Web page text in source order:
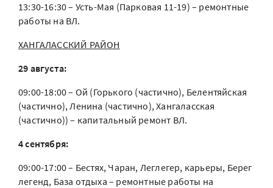
13:30-16:30 – Усть-Мая (Парковая 11-19) – ремонтные
работы на ВЛ.
ХАНГАЛАССКИЙ РАЙОН
29 августа:
09:00-18:00 – Ой (Горького (частично), Белентяйская
(частично), Ленина (частично), Хангаласская
(частично)) – капитальный ремонт ВЛ.
4 сентября:
09:00-17:00 – Бестях, Чаран, Леглегер, карьеры, Берег
легенд, База отдыха – ремонтные работы на